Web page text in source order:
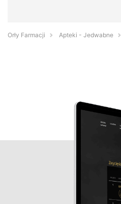
Orły Farmacji Apteki - Jedwabne